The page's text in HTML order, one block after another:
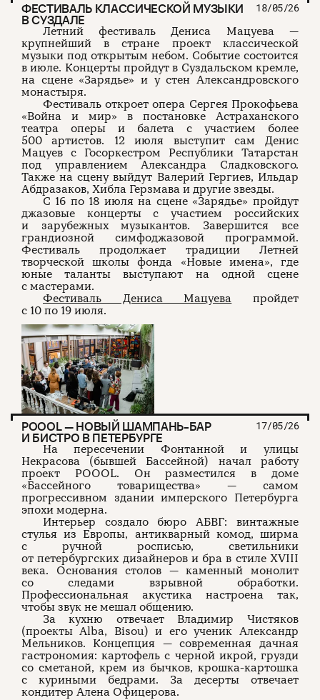
ФЕСТИВАЛЬ КЛАССИЧЕСКОЙ МУЗЫКИ
В СУЗДАЛЕ
18/05/26
Летний фестиваль Дениса Мацуева —
крупнейший в стране проект классической
музыки под открытым небом. Событие состоится
в июле. Концерты пройдут в Суздальском кремле,
на сцене «Зарядье» и у стен Александровского
монастыря.
Фестиваль откроет опера Сергея Прокофьева
«Война и мир» в постановке Астраханского
театра оперы и балета с участием более
500 артистов. 12 июля выступит сам Денис
Мацуев с Госоркестром Республики Татарстан
под управлением Александра Сладковского.
Также на сцену выйдут Валерий Гергиев, Ильдар
Абдразаков, Хибла Герзмава и другие звезды.
С 16 по 18 июля на сцене «Зарядье» пройдут
джазовые концерты с участием российских
и зарубежных музыкантов. Завершится все
грандиозной симфоджазовой программой.
Фестиваль продолжает традиции Летней
творческой школы фонда «Новые имена», где
юные таланты выступают на одной сцене
с мастерами.
Фестиваль Дениса Мацуева пройдет
с 10 по 19 июля.
POOOL — НОВЫЙ ШАМПАНЬ-БАР
И БИСТРО В ПЕТЕРБУРГЕ
17/05/26
На пересечении Фонтанной и улицы
Некрасова (бывшей Бассейной) начал работу
проект POOOL. Он разместился в доме
«Бассейного товарищества» — самом
прогрессивном здании имперского Петербурга
эпохи модерна.
Интерьер создало бюро АБВГ: винтажные
стулья из Европы, антикварный комод, ширма
с ручной росписью, светильники
от петербургских дизайнеров и бра в стиле XVIII
века. Основания столов — каменный монолит
со следами взрывной обработки.
Профессиональная акустика настроена так,
чтобы звук не мешал общению.
За кухню отвечает Владимир Чистяков
(проекты Alba, Bisou) и его ученик Александр
Мельников. Концепция — современная дачная
гастрономия: картофель с черной икрой, грузди
со сметаной, крем из бычков, крошка-картошка
с куриными бедрами. За десерты отвечает
кондитер Алена Офицерова.